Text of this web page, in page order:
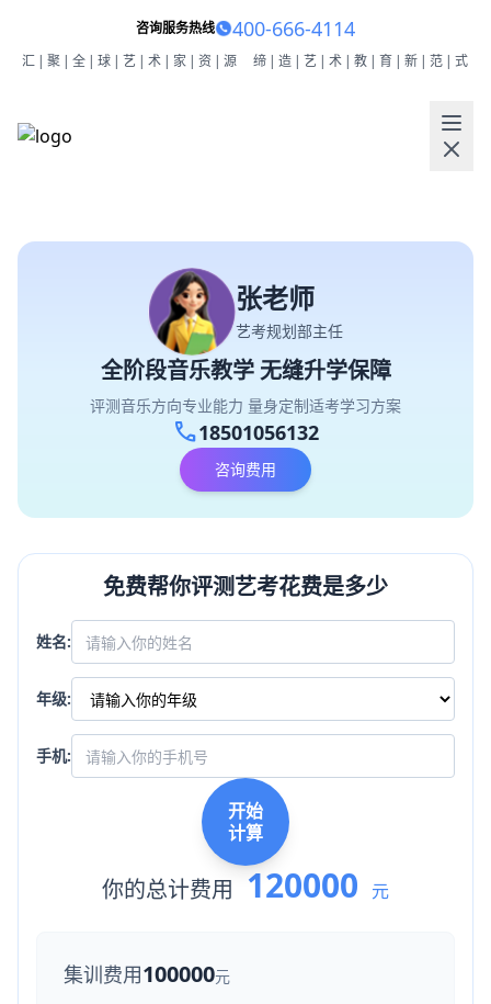
咨询服务热线 400-666-4114
汇|聚|全|球|艺|术|家|资|源 缔|造|艺|术|教|育|新|范|式
张老师
艺考规划部主任
全阶段音乐教学 无缝升学保障
评测音乐方向专业能力 量身定制适考学习方案
call18501056132
咨询费用
免费帮你评测艺考花费是多少
姓名:
年级:
手机:
开始
计算
你的总计费用 120000 元
集训费用100000元